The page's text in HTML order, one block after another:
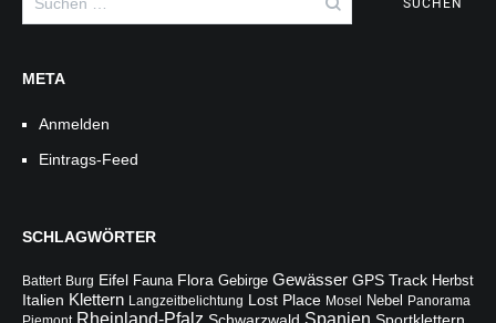
nach:
META
Anmelden
Eintrags-Feed
SCHLAGWÖRTER
Battert Burg Eifel Fauna Flora Gebirge Gewässer GPS Track Herbst
Italien Klettern Langzeitbelichtung Lost Place Mosel Nebel
Panorama